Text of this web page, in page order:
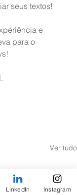
seus textos!
e
para o
Ver tudo
LinkedIn Instagram